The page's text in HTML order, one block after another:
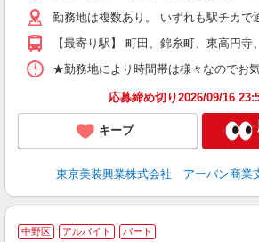
勤務地は複数あり。 いずれも駅チカ
【最寄り駅】 町田、錦糸町、東高円
★勤務地により時間帯は様々なのでお
応募締め切り2026/09/16
キープ
東京美装興業株式会社 アーバン商業
中野区 アルバイト パート